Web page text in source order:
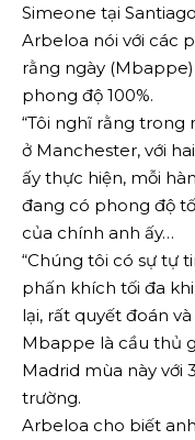
Simeone tại
Arbeloa nói với các
rằng ngày
phong độ 100%.
“Tôi nghĩ rằng
ở Manchester, với
ấy thực hiện, mỗi
đang có phong độ
của chính anh ấy…
“Chúng tôi có sự tự
phấn khích tối đa
lại, rất quyết đoán và
Mbappe là cầu thủ
Madrid mùa này với
trường.
Arbeloa cho biết